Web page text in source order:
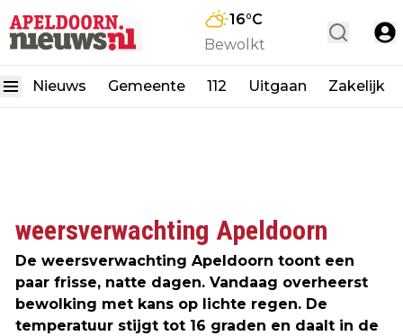
16°C
Bewolkt
Nieuws Gemeente 112 Uitgaan Zakelijk
weersverwachting Apeldoorn
De weersverwachting Apeldoorn toont een
paar frisse, natte dagen. Vandaag overheerst
bewolking met kans op lichte regen. De
temperatuur stijgt tot 16 graden en daalt in de